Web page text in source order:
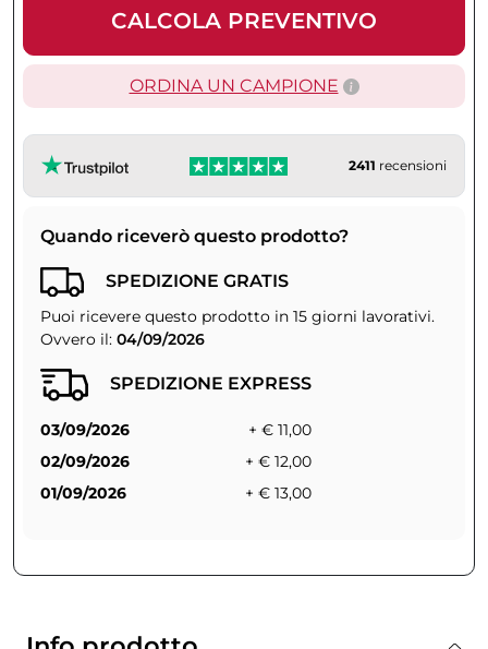
CALCOLA PREVENTIVO
ORDINA UN CAMPIONE
2411 recensioni
Quando riceverò questo prodotto?
SPEDIZIONE GRATIS
Puoi ricevere questo prodotto in 15 giorni lavorativi.
Ovvero il: 04/09/2026
SPEDIZIONE EXPRESS
03/09/2026
+ € 11,00
02/09/2026
+ € 12,00
01/09/2026
+ € 13,00